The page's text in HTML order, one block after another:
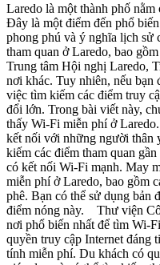
Laredo là một thành phố
Đây là một điểm đến phổ
phong phú và ý nghĩa lịch sử
tham quan ở Laredo, bao
Trung tâm Hội nghị Laredo,
nơi khác. Tuy nhiên, nếu bạn
việc tìm kiếm các điểm truy
đổi lớn. Trong bài viết này,
thấy Wi-Fi miễn phí ở
kết nối với những người thân
kiếm các điểm tham quan
có kết nối Wi-Fi mạnh. May
miễn phí ở Laredo, bao gồm
phê. Bạn có thể sử dụng bản
điểm nóng này. Thư viện
nơi phổ biến nhất để tìm Wi-
quyền truy cập Internet đáng
tính miễn phí. Du khách có